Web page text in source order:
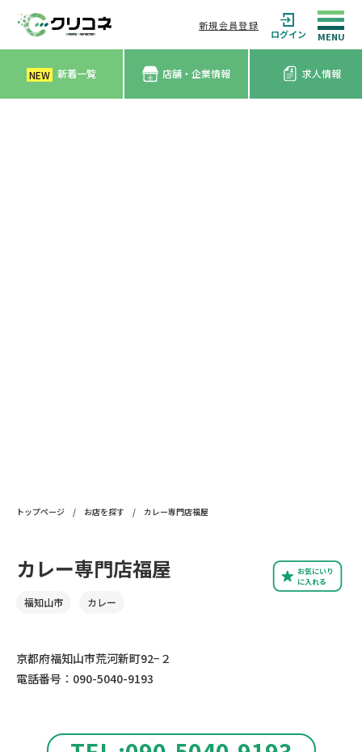
新規会員登録
ログイン
NEW 新着一覧 店舗・企業情報 求人情報
トップページ / お店を探す / カレー専門店福屋
お気にいり
に入れる
カレー専門店福屋
福知山市 カレー
京都府福知山市荒河新町92−２
電話番号：090-5040-9193